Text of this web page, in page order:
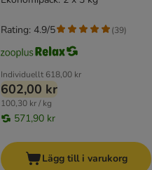
Individuellt 618,00 kr
602,00 kr
100,30 kr / kg
571,90 kr
Rating: 4.9/5 (39)
Lägg till i varukorg